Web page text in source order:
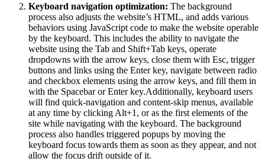
Keyboard navigation optimization: The background
process also adjusts the website’s HTML, and adds various
behaviors using JavaScript code to make the website operable
by the keyboard. This includes the ability to navigate the
website using the Tab and Shift+Tab keys, operate
dropdowns with the arrow keys, close them with Esc, trigger
buttons and links using the Enter key, navigate between radio
and checkbox elements using the arrow keys, and fill them in
with the Spacebar or Enter key.Additionally, keyboard users
will find quick-navigation and content-skip menus, available
at any time by clicking Alt+1, or as the first elements of the
site while navigating with the keyboard. The background
process also handles triggered popups by moving the
keyboard focus towards them as soon as they appear, and not
allow the focus drift outside of it.